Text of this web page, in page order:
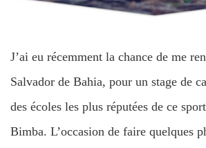
J’ai eu récemment la chance de me
Salvador de Bahia, pour un stage de
des écoles les plus réputées de ce
Bimba. L’occasion de faire quelques